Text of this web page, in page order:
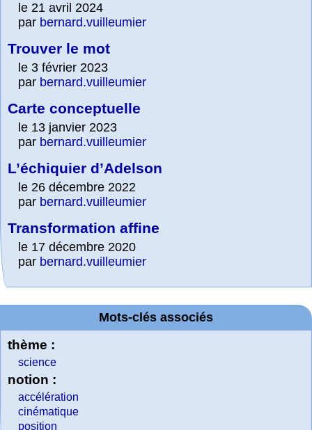
le 21 avril 2024
par bernard.vuilleumier
Trouver le mot
le 3 février 2023
par bernard.vuilleumier
Carte conceptuelle
le 13 janvier 2023
par bernard.vuilleumier
L’échiquier d’Adelson
le 26 décembre 2022
par bernard.vuilleumier
Transformation affine
le 17 décembre 2020
par bernard.vuilleumier
Mots-clés associés
thème :
science
notion :
accélération
cinématique
position